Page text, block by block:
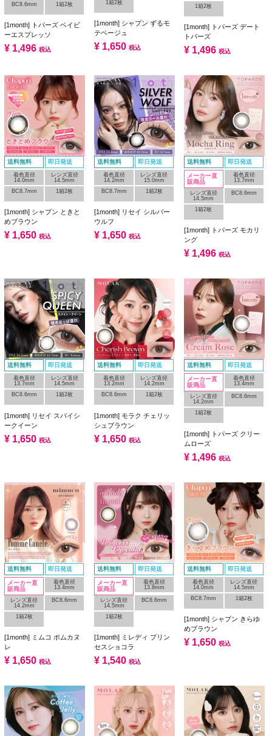
BC8.6mm 1箱2枚
[1month] トパーズ ベイビ
ーエスプレッソ
¥ 1,496 税込
1箱2枚
[1month] シャプン ずるモ
テベージュ
¥ 1,650 税込
1箱2枚
[1month] トパーズ デート
トパーズ
¥ 1,496 税込
送料無料 即日発送
着色直径
14.0mm
レンズ直径
14.5mm
BC8.7mm
1箱2枚
[1month] シャプン ときと
めブラウン
¥ 1,650 税込
送料無料 即日発送
着色直径
14.2mm
レンズ直径
15.0mm
BC8.7mm
1箱2枚
[1month] リセイ シルバー
ウルフ
¥ 1,650 税込
送料無料 即日発送
メーカー直
販商品
着色直径
13.7mm
レンズ直径
14.5mm
BC8.6mm
1箱2枚
[1month] トパーズ モカリ
ング
¥ 1,496 税込
送料無料 即日発送
着色直径
13.7mm
レンズ直径
14.5mm
BC8.6mm
1箱2枚
[1month] リセイ スパイシ
ークイーン
¥ 1,650 税込
送料無料 即日発送
着色直径
13.2mm
レンズ直径
14.2mm
BC8.6mm
1箱2枚
[1month] モラク チェリッ
シュブラウン
¥ 1,650 税込
送料無料 即日発送
メーカー直
販商品
着色直径
13.4mm
レンズ直径
14.2mm
BC8.6mm
1箱2枚
[1month] トパーズ クリー
ムローズ
¥ 1,496 税込
送料無料 即日発送
メーカー直
販商品
着色直径
13.4mm
レンズ直径
14.2mm
BC8.6mm
1箱2枚
[1month] ミムコ ポムカヌ
レ
¥ 1,650 税込
送料無料 即日発送
メーカー直
販商品
着色直径
13.8mm
レンズ直径
14.5mm
BC8.6mm
1箱2枚
[1month] ミレディ プリン
セスショコラ
¥ 1,540 税込
送料無料 即日発送
着色直径
14.0mm
レンズ直径
14.5mm
BC8.7mm
1箱2枚
[1month] シャプン きらゆ
めブラウン
¥ 1,650 税込